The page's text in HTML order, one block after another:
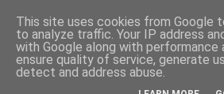
This site uses cookies from Google
to analyze traffic. Your IP address
with Google along with
ensure quality of service, generate
detect and address abuse.